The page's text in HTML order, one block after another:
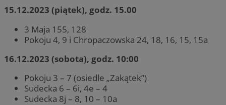
15.12.2023 (piątek), godz. 15.00
3 Maja 155, 128
Pokoju 4, 9 i Chropaczowska 24, 18, 16, 15, 15a
16.12.2023 (sobota), godz. 10:00
Pokoju 3 – 7 (osiedle „Zakątek”)
Sudecka 6 – 6i, 4e – 4
Sudecka 8j – 8, 10 – 10a